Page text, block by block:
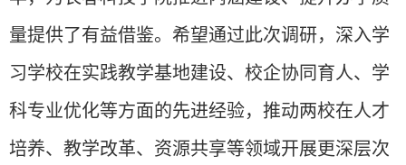
量提供了有益借鉴。希望通过此次调研，深入学
习学校在实践教学基地建设、校企协同育人、学
科专业优化等方面的先进经验，推动两校在人才
培养、教学改革、资源共享等领域开展更深层次